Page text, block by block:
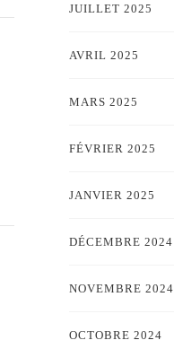
JUILLET 2025
AVRIL 2025
MARS 2025
FÉVRIER 2025
JANVIER 2025
DÉCEMBRE 2024
NOVEMBRE 2024
OCTOBRE 2024